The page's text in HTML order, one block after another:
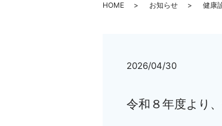
HOME お知らせ 健康
2026/04/30
令和８年度より